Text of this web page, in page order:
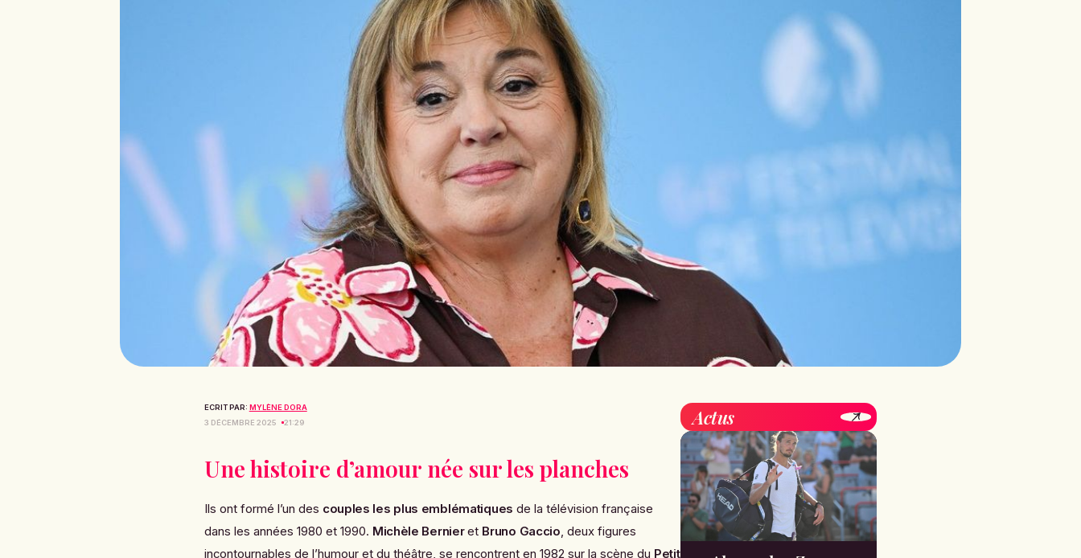
ECRIT PAR: MYLÈNE DORA
3 DÉCEMBRE 2025
21:29
Une histoire d’amour née sur les planches
Ils ont formé l’un des couples les plus emblématiques de la télévision française
dans les années 1980 et 1990. Michèle Bernieret Bruno Gaccio, deux figures
incontournables de l’humour et du théâtre, se rencontrent en 1982 sur la scène du Petit
Actus